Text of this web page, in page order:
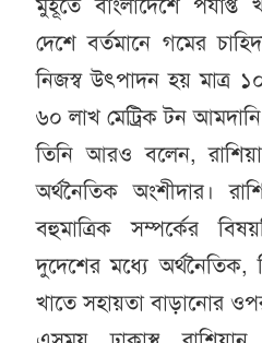
মুহূর্তে বাংলাদেশে
দেশে বর্তমানে গমের
নিজস্ব উৎপাদন হয় মাত্র
৬০ লাখ মেট্রিক টন
তিনি আরও বলেন, রাশিয়া
অর্থনৈতিক অংশীদার।
বহুমাত্রিক সম্পর্কের
দুদেশের মধ্যে অর্থনৈতিক,
খাতে সহায়তা বাড়ানোর